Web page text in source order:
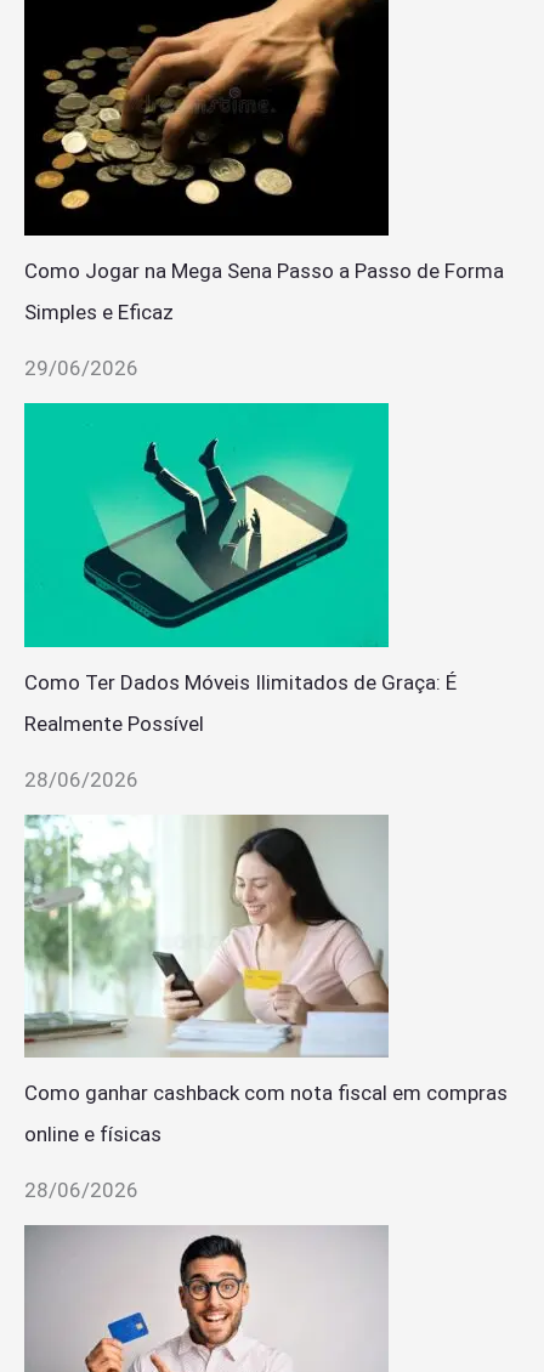
Como Jogar na Mega Sena Passo a Passo de Forma
Simples e Eficaz
29/06/2026
Como Ter Dados Móveis Ilimitados de Graça: É
Realmente Possível
28/06/2026
Como ganhar cashback com nota fiscal em compras
online e físicas
28/06/2026